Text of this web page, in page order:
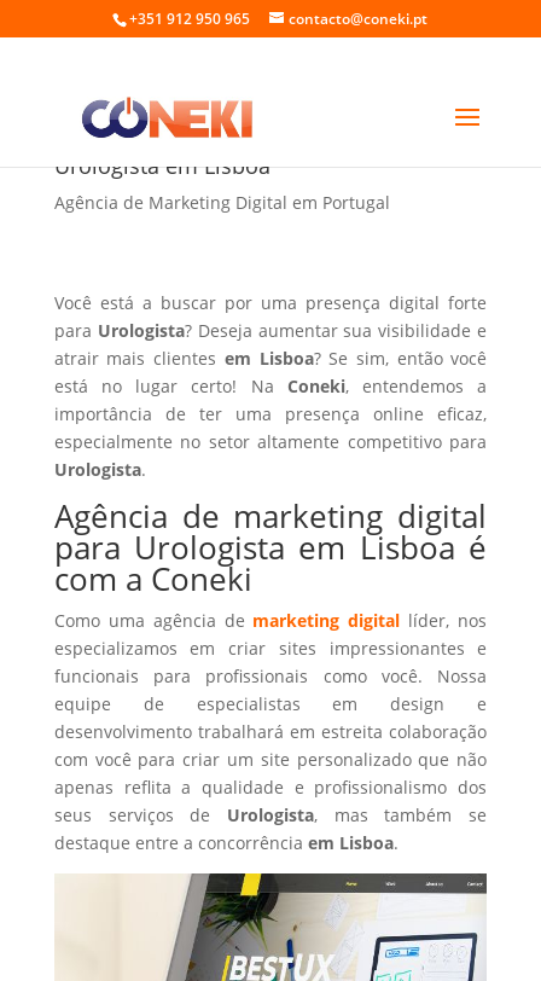
+351 912 950 965 contacto@coneki.pt
Agência de marketing digital para
Urologista em Lisboa
Agência de Marketing Digital em Portugal
Você está a buscar por uma presença digital forte
para Urologista? Deseja aumentar sua visibilidade e
atrair mais clientes em Lisboa? Se sim, então você
está no lugar certo! Na Coneki, entendemos a
importância de ter uma presença online eficaz,
especialmente no setor altamente competitivo para
Urologista.
Agência de marketing digital
para Urologista em Lisboa é
com a Coneki
Como uma agência de marketing digital líder, nos
especializamos em criar sites impressionantes e
funcionais para profissionais como você. Nossa
equipe de especialistas em design e
desenvolvimento trabalhará em estreita colaboração
com você para criar um site personalizado que não
apenas reflita a qualidade e profissionalismo dos
seus serviços de Urologista, mas também se
destaque entre a concorrência em Lisboa.